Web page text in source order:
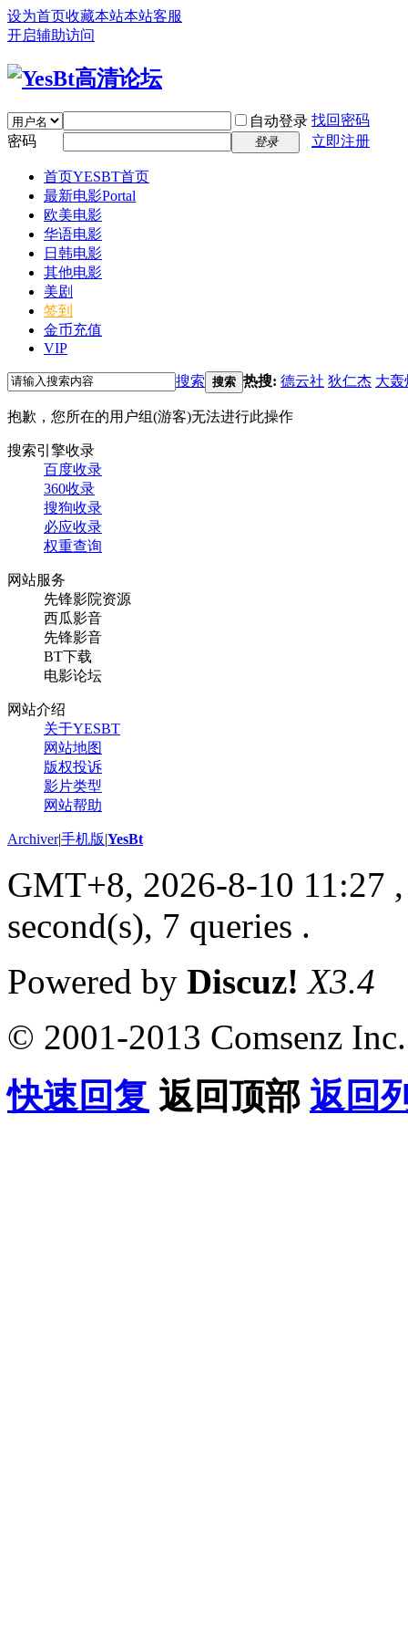
设为首页收藏本站本站客服
开启辅助访问
自动登录 找回密码
密码
登录 立即注册
首页YESBT首页
最新电影Portal
欧美电影
华语电影
日韩电影
其他电影
美剧
签到
金币充值
VIP
搜索 搜索 热搜: 德云社 狄仁杰 大轰
抱歉，您所在的用户组(游客)无法进行此操作
搜索引擎收录
百度收录
360收录
搜狗收录
必应收录
权重查询
网站服务
先锋影院资源
西瓜影音
先锋影音
BT下载
电影论坛
网站介绍
关于YESBT
网站地图
版权投诉
影片类型
网站帮助
Archiver|手机版|YesBt
GMT+8, 2026-8-10 11:27
second(s), 7 queries .
Powered by Discuz! X3.4
© 2001-2013 Comsenz Inc.
快速回复 返回顶部 返回